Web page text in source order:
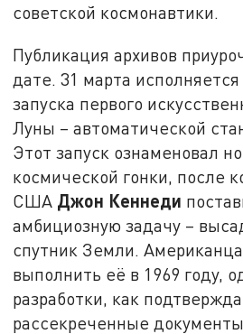
советской космонавтики.
Публикация архивов
дате. 31 марта
запуска первого
Луны – автоматической
Этот запуск ознаменовал
космической гонки, после
США Джон Кеннеди
амбициозную задачу –
спутник Земли.
выполнить её в 1969 году,
разработки, как
рассекреченные